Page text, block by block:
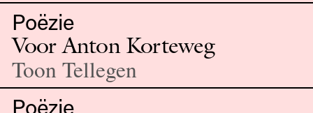
Poëzie
Voor Anton Korteweg
Toon Tellegen
Poëzie